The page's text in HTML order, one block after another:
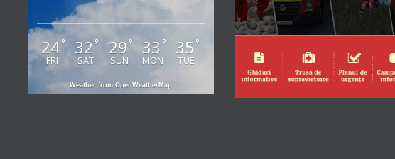
24°
FRI
32 °
SAT
29 °
SUN
33 °
MON
35 °
TUE
Weather from OpenWeatherMap